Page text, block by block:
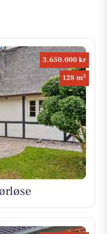
3.650.000 kr
128 m2